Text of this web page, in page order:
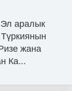
аралык
жана
Ка...